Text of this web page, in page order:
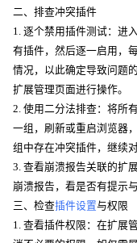
二、排查冲突插件
1. 逐个禁用插件测试：进
有插件，然后逐一启用，
情况，以此确定导致问题
扩展管理页面进行操作。
2. 使用二分法排查：将所
一组，刷新或重启浏览器
组中存在冲突插件，继续
3. 查看崩溃报告关联的扩
崩溃报告，看是否有提示
三、检查插件设置与权限
1. 查看插件权限：在扩展